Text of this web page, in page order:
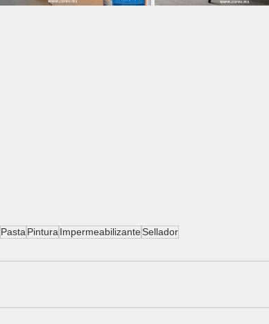
Pasta Pintura ImpermeabilizanteSellador